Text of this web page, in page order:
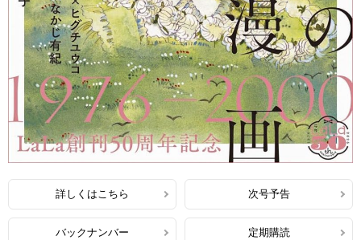
詳しくはこちら 次号予告
バックナンバー 定期購読